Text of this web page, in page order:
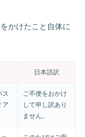
かけたこと自体に
日本語訳
ス
ア
ご不便をおかけ
して申し訳あり
ません。